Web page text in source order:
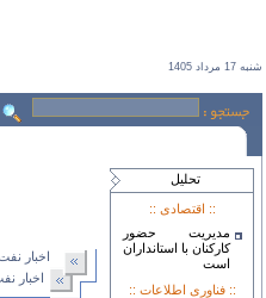
شنبه 17 مرداد 1405
اخبار
اخبار
تحليل
:: اقتصادی ::
مدیریت حضور
کارکنان با استانداران
است
:: فناوری اطلاعات ::